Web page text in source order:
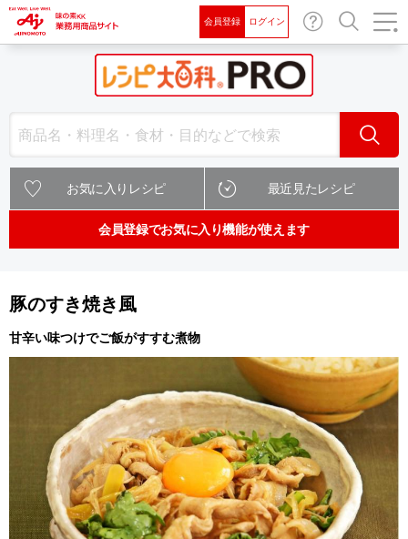
お問
い合
わせ
会員登録 ログイン
検索
お気に入りレシピ 最近見たレシピ
会員登録でお気に入り機能が使えます
豚のすき焼き風
甘辛い味つけでご飯がすすむ煮物